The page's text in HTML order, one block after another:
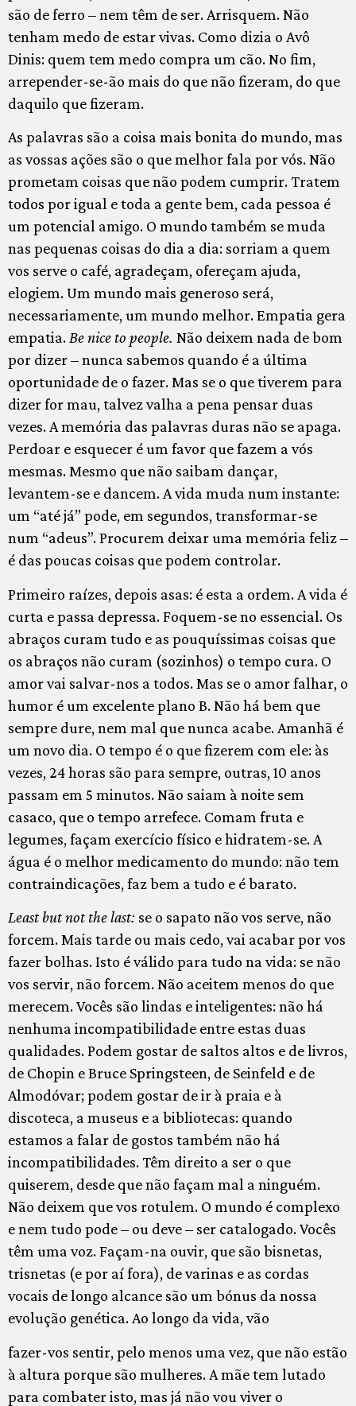
são de ferro – nem têm de ser. Arrisquem. Não
tenham medo de estar vivas. Como dizia o Avô
Dinis: quem tem medo compra um cão. No fim,
arrepender-se-ão mais do que não fizeram, do que
daquilo que fizeram.
As palavras são a coisa mais bonita do mundo, mas
as vossas ações são o que melhor fala por vós. Não
prometam coisas que não podem cumprir. Tratem
todos por igual e toda a gente bem, cada pessoa é
um potencial amigo. O mundo também se muda
nas pequenas coisas do dia a dia: sorriam a quem
vos serve o café, agradeçam, ofereçam ajuda,
elogiem. Um mundo mais generoso será,
necessariamente, um mundo melhor. Empatia gera
empatia. Be nice to people. Não deixem nada de bom
por dizer – nunca sabemos quando é a última
oportunidade de o fazer. Mas se o que tiverem para
dizer for mau, talvez valha a pena pensar duas
vezes. A memória das palavras duras não se apaga.
Perdoar e esquecer é um favor que fazem a vós
mesmas. Mesmo que não saibam dançar,
levantem-se e dancem. A vida muda num instante:
um “até já” pode, em segundos, transformar-se
num “adeus”. Procurem deixar uma memória feliz –
é das poucas coisas que podem controlar.
Primeiro raízes, depois asas: é esta a ordem. A vida é
curta e passa depressa. Foquem-se no essencial. Os
abraços curam tudo e as pouquíssimas coisas que
os abraços não curam (sozinhos) o tempo cura. O
amor vai salvar-nos a todos. Mas se o amor falhar, o
humor é um excelente plano B. Não há bem que
sempre dure, nem mal que nunca acabe. Amanhã é
um novo dia. O tempo é o que fizerem com ele: às
vezes, 24 horas são para sempre, outras, 10 anos
passam em 5 minutos. Não saiam à noite sem
casaco, que o tempo arrefece. Comam fruta e
legumes, façam exercício físico e hidratem-se. A
água é o melhor medicamento do mundo: não tem
contraindicações, faz bem a tudo e é barato.
Least but not the last: se o sapato não vos serve, não
forcem. Mais tarde ou mais cedo, vai acabar por vos
fazer bolhas. Isto é válido para tudo na vida: se não
vos servir, não forcem. Não aceitem menos do que
merecem. Vocês são lindas e inteligentes: não há
nenhuma incompatibilidade entre estas duas
qualidades. Podem gostar de saltos altos e de livros,
de Chopin e Bruce Springsteen, de Seinfeld e de
Almodóvar; podem gostar de ir à praia e à
discoteca, a museus e a bibliotecas: quando
estamos a falar de gostos também não há
incompatibilidades. Têm direito a ser o que
quiserem, desde que não façam mal a ninguém.
Não deixem que vos rotulem. O mundo é complexo
e nem tudo pode – ou deve – ser catalogado. Vocês
têm uma voz. Façam-na ouvir, que são bisnetas,
trisnetas (e por aí fora), de varinas e as cordas
vocais de longo alcance são um bónus da nossa
evolução genética. Ao longo da vida, vão
fazer-vos sentir, pelo menos uma vez, que não estão
à altura porque são mulheres. A mãe tem lutado
para combater isto, mas já não vou viver o